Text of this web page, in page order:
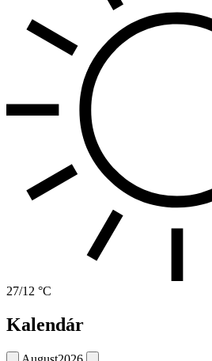
27/12 °C
Kalendár